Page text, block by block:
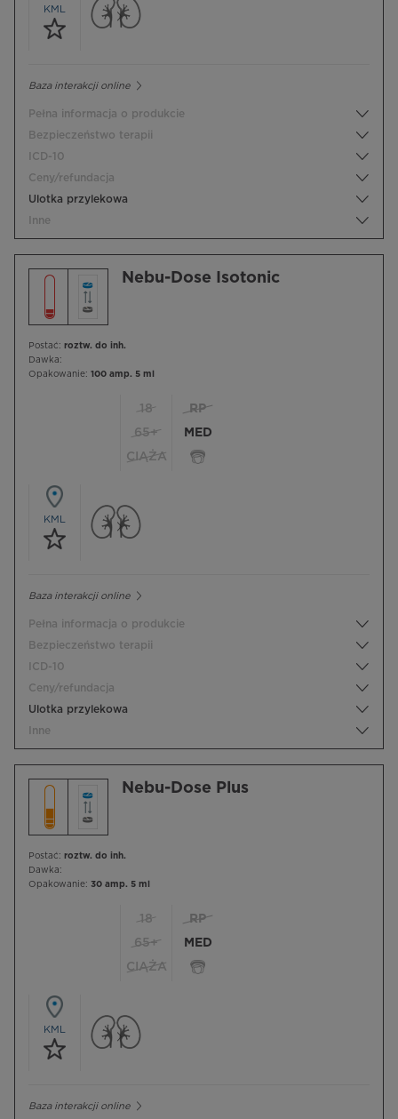
KML
Baza interakcji online
Pełna informacja o produkcie
Bezpieczeństwo terapii
ICD-10
Ceny/refundacja
Ulotka przylekowa
Inne
Nebu-Dose Isotonic
Postać: roztw. do inh.
Dawka:
Opakowanie: 100 amp. 5 ml
18
65+
CIĄŻA
RP
MED
KML
Baza interakcji online
Pełna informacja o produkcie
Bezpieczeństwo terapii
ICD-10
Ceny/refundacja
Ulotka przylekowa
Inne
Nebu-Dose Plus
Postać: roztw. do inh.
Dawka:
Opakowanie: 30 amp. 5 ml
18
65+
CIĄŻA
RP
MED
KML
Baza interakcji online